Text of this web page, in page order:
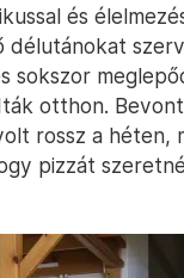
és
délutánokat
otthon.
rossz a héten,
pizzát